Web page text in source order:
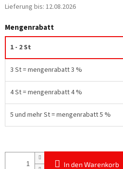
Lieferung bis: 12.08.2026
Mengenrabatt
1 - 2 St
3 St = mengenrabatt 3 %
4 St = mengenrabatt 4 %
5 und mehr St = mengenrabatt 5 %
In den Warenkorb